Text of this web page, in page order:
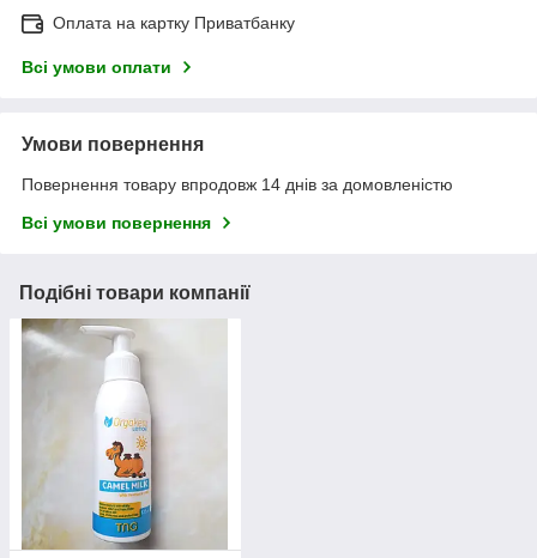
Оплата на картку Приватбанку
Всі умови оплати
Умови повернення
Повернення товару впродовж 14 днів за домовленістю
Всі умови повернення
Подібні товари компанії